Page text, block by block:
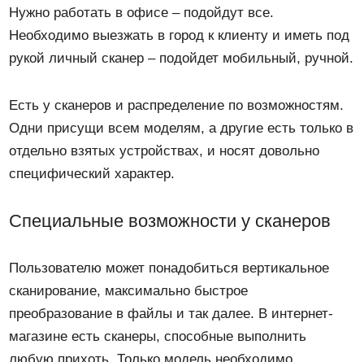
Нужно работать в офисе – подойдут все.
Необходимо выезжать в город к клиенту и иметь под
рукой личный сканер – подойдет мобильный, ручной.
Есть у сканеров и распределение по возможностям.
Одни присущи всем моделям, а другие есть только в
отдельно взятых устройствах, и носят довольно
специфический характер.
Специальные возможности у сканеров
Пользователю может понадобиться вертикальное
сканирование, максимально быстрое
преобразование в файлы и так далее. В интернет-
магазине есть сканеры, способные выполнить
любую прихоть. Только модель необходимо